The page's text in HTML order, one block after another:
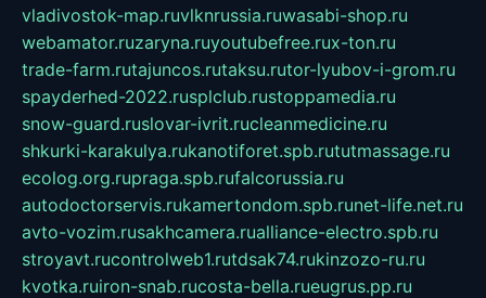
vladivostok-map.ruvlknrussia.ruwasabi-shop.ru
webamator.ruzaryna.ruyoutubefree.rux-ton.ru
trade-farm.rutajuncos.rutaksu.rutor-lyubov-i-grom.ru
spayderhed-2022.rusplclub.rustoppamedia.ru
snow-guard.ruslovar-ivrit.rucleanmedicine.ru
shkurki-karakulya.rukanotiforet.spb.rututmassage.ru
ecolog.org.rupraga.spb.rufalcorussia.ru
autodoctorservis.rukamertondom.spb.runet-life.net.ru
avto-vozim.rusakhcamera.rualliance-electro.spb.ru
stroyavt.rucontrolweb1.rutdsak74.rukinzozo-ru.ru
kvotka.ruiron-snab.rucosta-bella.rueugrus.pp.ru